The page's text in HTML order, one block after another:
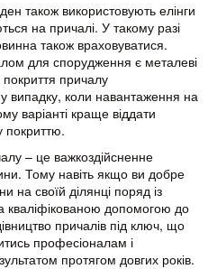
також використовують елінги
на причалі. У такому разі
також враховуватися.
для спорудження є металеві
причалу
випадку, коли навантаження на
варіанті краще віддати
покриттю.
– це важкоздійсненне
Тому навіть якщо ви добре
на своїй ділянці поряд із
кваліфікованою допомогою до
причалів під ключ, що
професіоналам і
протягом довгих років.